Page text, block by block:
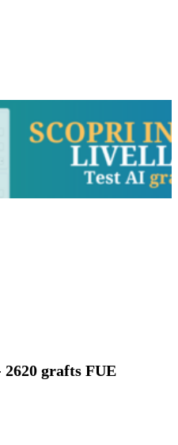
grafts FUE